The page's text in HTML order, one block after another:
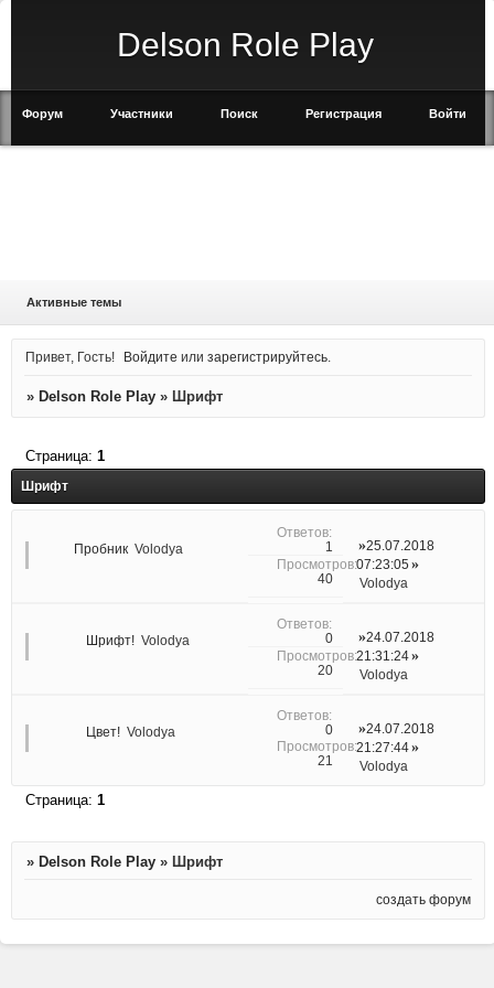
Delson Role Play
Форум Участники Поиск Регистрация Войти
Активные темы
Привет, Гость! Войдите илизарегистрируйтесь
» Delson Role Play » Шрифт
Шрифт
Страница: 1
Пробник Volodya 1
40
25.07.2018
07:23:05
Volodya
Шрифт! Volodya 0
20
24.07.2018
21:31:24
Volodya
Цвет! Volodya 0
21
24.07.2018
21:27:44
Volodya
Страница: 1
» Delson Role Play » Шрифт
создать форум